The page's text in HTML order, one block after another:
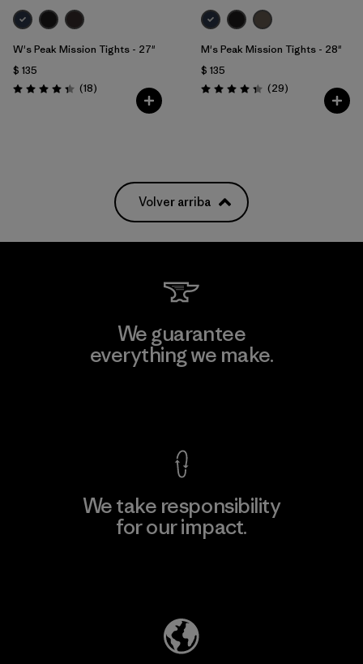
W's Peak Mission Tights - 27"
$ 135
Valoración: 4.3 / 5
(18Comentarios
)
M's Peak Mission Tights - 28"
$ 135
Valoración: 4.4 / 5
(29Comentarios
)
Volver arriba
We guarantee
everything we make.
We take responsibility
for our impact.